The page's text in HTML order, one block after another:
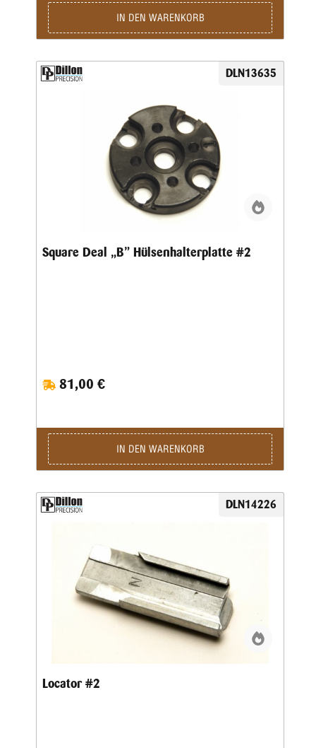
IN DEN WARENKORB
DLN13635
Square Deal „B” Hülsenhalterplatte #2
81,00 €
IN DEN WARENKORB
DLN14226
Locator #2